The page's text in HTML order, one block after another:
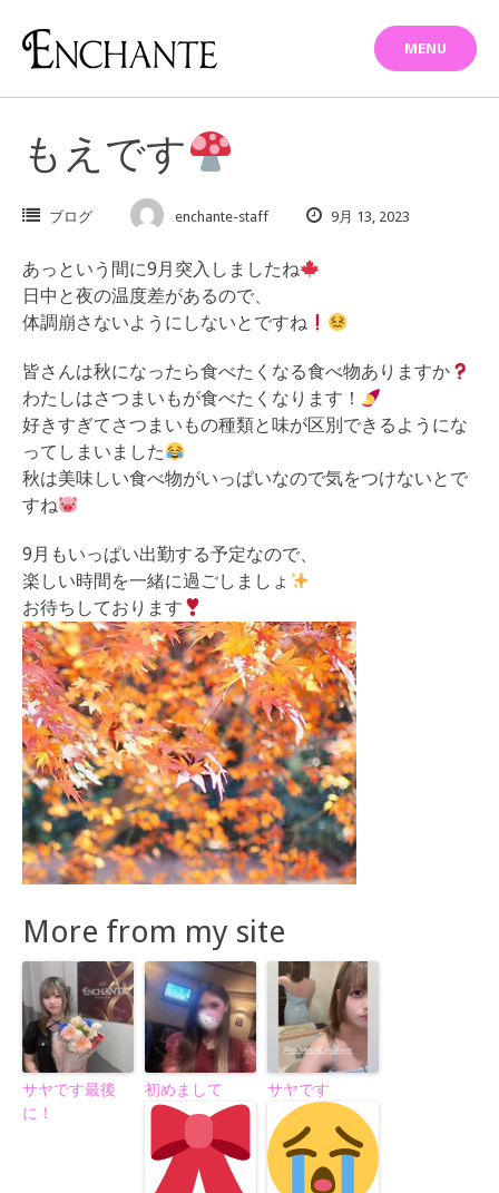
content
MENU
もえです
ブログ enchante-staff 9月 13, 2023
あっという間に9月突入しましたね
日中と夜の温度差があるので、
体調崩さないようにしないとですね
皆さんは秋になったら食べたくなる食べ物ありますか
わたしはさつまいもが食べたくなります！
好きすぎてさつまいもの種類と味が区別できるようにな
ってしまいました
秋は美味しい食べ物がいっぱいなので気をつけないとで
すね
9月もいっぱい出勤する予定なので、
楽しい時間を一緒に過ごしましょ
お待ちしております
More from my site
サヤです最後
に！
初めまして サヤです